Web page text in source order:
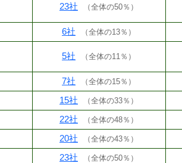
23社 （全体の50％ ）
6社 （全体の13％ ）
5社 （全体の11％ ）
7社 （全体の15％ ）
15社 （全体の33％ ）
22社 （全体の48％ ）
20社 （全体の43％ ）
23社 （全体の50％ ）